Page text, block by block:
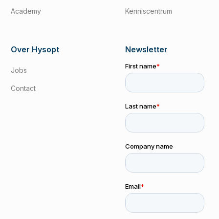
Academy Kenniscentrum
Over Hysopt
Jobs
Contact
Newsletter